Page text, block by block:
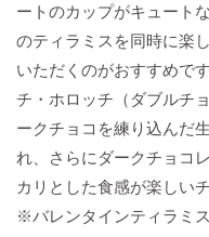
ートのカップがキュート
のティラミスを同時に楽
いただくのがおすすめで
チ・ホロッチ（ダブルチ
ークチョコを練り込んだ
れ、さらにダークチョコ
カリとした食感が楽しい
※バレンタインティラミ